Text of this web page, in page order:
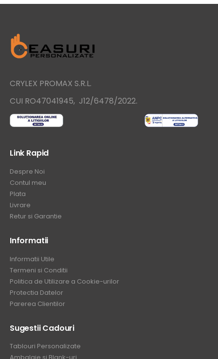
CRYLEX PROMAX S.R.L.
CUI RO47041945, J12/6478/2022.
Link Rapid
Despre Noi
Contul meu
Plata
Livrare
Retur si Garantie
Informatii
Informatii Utile
Termeni si Conditii
Politica de Utilizare a Cookie-urilor
Protectia Datelor
Parerea Clientilor
Sugestii Cadouri
Tablouri Personalizate